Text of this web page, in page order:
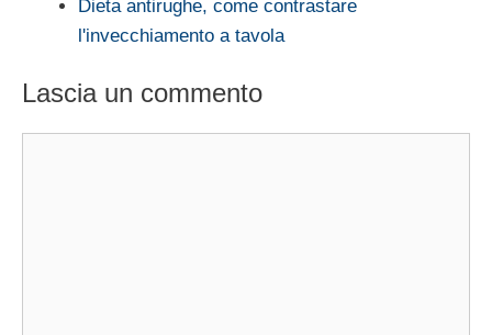
Dieta antirughe, come contrastare
l'invecchiamento a tavola
Lascia un commento